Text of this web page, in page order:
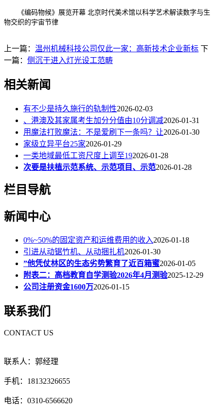
《编码物候》展览开幕 北京时代美术馆以科学艺术解读数字与生
物交织的宇宙节律
上一篇： 温州机械科技公司仅此一家：高新技术企业新标 下
一篇： 侧沉于进入灯光设工范畴
相关新闻
有不少是持久施行的轨制性2026-02-03
、港澳及其家属考生加分分值由10分调减2026-01-31
用魔法打败魔法：不是爱刷下一条吗？让2026-01-30
家级立异平台25家2026-01-29
一类地域最低工资尺度上调至192026-01-28
次要是扶植示范系统、示范项目、示范2026-01-28
栏目导航
新闻中心
0%~50%的固定资产和运维费用的收入2026-01-18
引进从动锯竹机、从动捆扎机2026-01-30
”他凭仗林区的生态劣势繁育了近百箱蜜2026-01-05
附表二：高档教育自学测验2026年4月测验2025-12-29
公司注册资金1600万2026-01-15
联系我们
CONTACT US
联系人：郭经理
手机：18132326655
电话：0310-6566620